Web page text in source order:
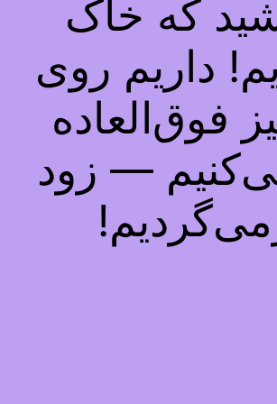
که خاک
داریم روی
فوق‌العاده
— زود